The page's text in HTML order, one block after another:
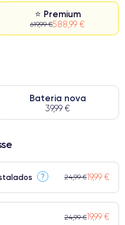
⭐ Premium
619,99 €588,99 €
a classificação
Bateria nova
39,99 €
? 24,99 €19,99 €
24,99 €19,99 €